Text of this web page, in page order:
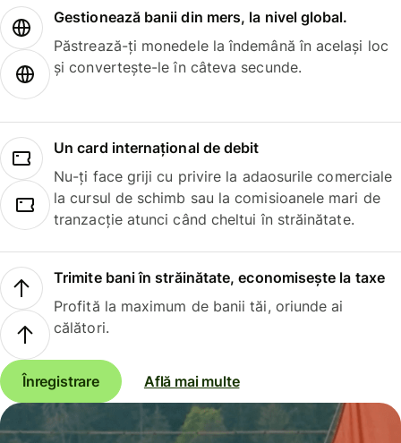
Gestionează banii din mers, la nivel global.
Păstrează-ți monedele la îndemână în același loc
și convertește-le în câteva secunde.
Un card internațional de debit
Nu-ți face griji cu privire la adaosurile comerciale
la cursul de schimb sau la comisioanele mari de
tranzacție atunci când cheltui în străinătate.
Trimite bani în străinătate, economisește la taxe
Profită la maximum de banii tăi, oriunde ai
călători.
Înregistrare Află mai multe